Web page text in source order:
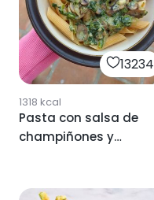
13234
1318 kcal
Pasta con salsa de
champiñones y